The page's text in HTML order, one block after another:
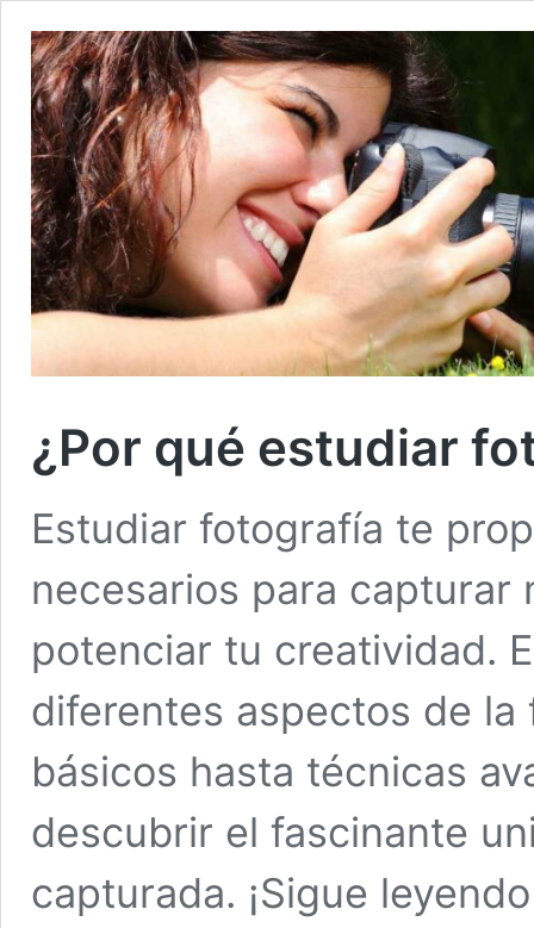
¿Por qué estudiar
Estudiar fotografía te
necesarios para capturar
potenciar tu creatividad.
diferentes aspectos de
básicos hasta técnicas
descubrir el fascinante
capturada. ¡Sigue